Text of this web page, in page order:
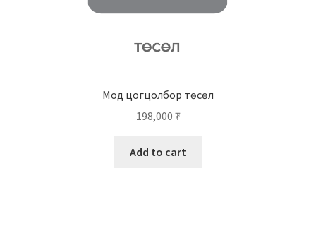
Мод цогцолбор төсөл
198,000 ₮
Add to cart